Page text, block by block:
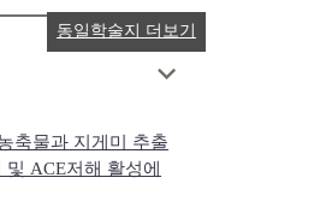
축물과 지게미 추출
ACE저해 활성에
동일학술지 더보기